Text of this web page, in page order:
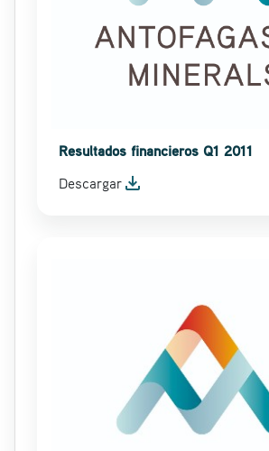
Resultados financieros Q1 2011
Descargar file_download